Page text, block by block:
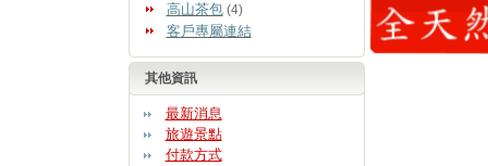
高山茶包(4)
客戶專屬連結
其他資訊
最新消息
旅遊景點
付款方式